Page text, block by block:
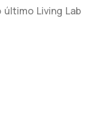
Living Lab